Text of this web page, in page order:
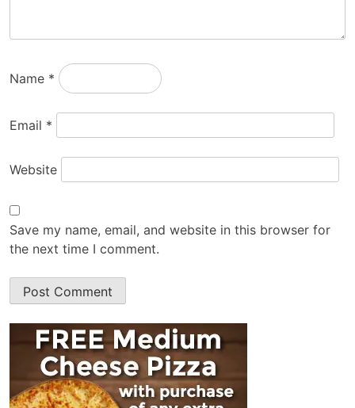
Name *
Email *
Website
Save my name, email, and website in this browser for
the next time I comment.